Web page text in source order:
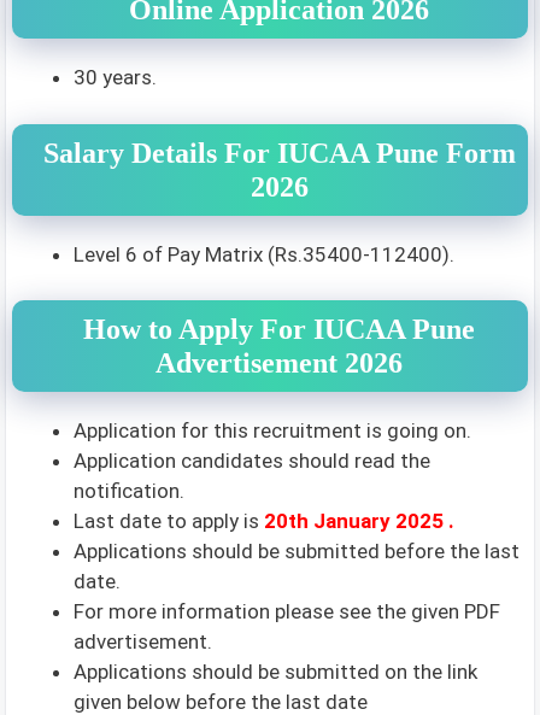
Online Application 2026
30 years.
Salary Details For IUCAA Pune Form
2026
Level 6 of Pay Matrix (Rs.35400-112400).
How to Apply For IUCAA Pune
Advertisement 2026
Application for this recruitment is going on.
Application candidates should read the
notification.
Last date to apply is 20th January 2025 .
Applications should be submitted before the last
date.
For more information please see the given PDF
advertisement.
Applications should be submitted on the link
given below before the last date